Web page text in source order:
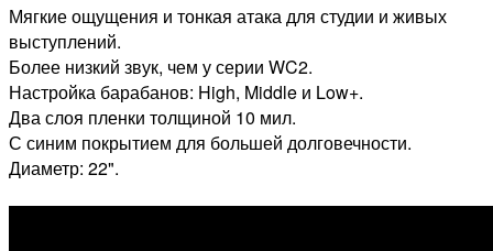
Мягкие ощущения и тонкая атака для студии и живых
выступлений.
Более низкий звук, чем у серии WC2.
Настройка барабанов: High, Middle и Low+.
Два слоя пленки толщиной 10 мил.
С синим покрытием для большей долговечности.
Диаметр: 22".